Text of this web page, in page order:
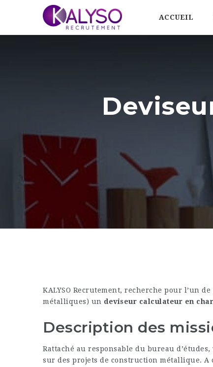
ACCUEIL
KALYSO Recrutement, recherche pour l’un
métalliques) un deviseur calculateur en
Description des
Rattaché au responsable du bureau
sur des projets de construction métallique.